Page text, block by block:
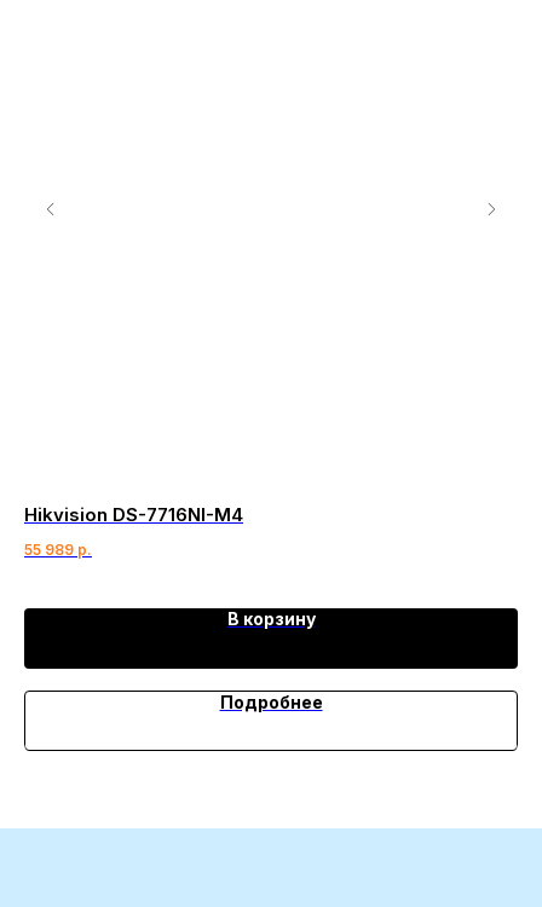
Hikvision DS-7716NI-M4
55 989 р.
В корзину
Подробнее